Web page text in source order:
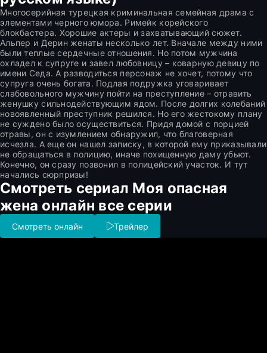
Многосерийная турецкая криминальная семейная драма с
элементами черного юмора. Римейк корейского
блокбастера. Хорошие актеры и захватывающий сюжет.
Альпер и Дерин женаты несколько лет. Вначале между ними
были теплые сердечные отношения. Но потом мужчина
охладел к супруге и завел любовницу – коварную девицу по
имени Седа. А разводиться персонаж не хочет, потому что
супруга очень богата. Подлая подружка уговаривает
слабовольного мужчину пойти на преступление – отравить
женушку сильнодействующим ядом. После долгих колебаний
новоявленный преступник решился. Но его жестокому плану
не суждено было осуществиться. Придя домой с порцией
отравы, он с изумлением обнаружил, что благоверная
исчезла. А еще он нашел записку, в которой ему приказывали
не обращаться в полицию, иначе похищенную даму убьют.
Конечно, он сразу позвонил в полицейский участок. И тут
начались сюрпризы!
Смотреть сериал Моя опасная
жена онлайн все серии
Смотреть онлайн Трейлер